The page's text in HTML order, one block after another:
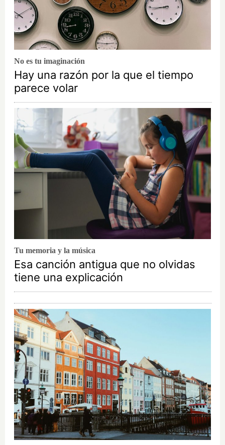
No es tu imaginación
Hay una razón por la que el tiempo
parece volar
Tu memoria y la música
Esa canción antigua que no olvidas
tiene una explicación